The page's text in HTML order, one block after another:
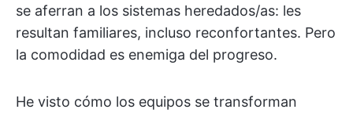
se aferran a los sistemas heredados/as: les
resultan familiares, incluso reconfortantes. Pero
la comodidad es enemiga del progreso.
He visto cómo los equipos se transforman